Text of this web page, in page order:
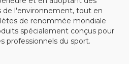
de l'environnement, tout en
de renommée mondiale
spécialement conçus pour
professionnels du sport.